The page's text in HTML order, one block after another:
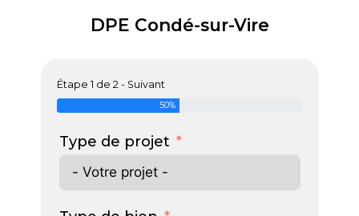
DPE Condé-sur-Vire
Étape 1 de 2 - Suivant
50%
Type de projet